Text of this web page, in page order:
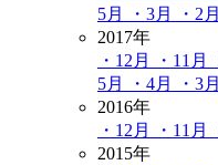
5月
・3月 ・2月
2017年
・12月
・11月
5月
・4月 ・3月
2016年
・12月
・11月
2015年